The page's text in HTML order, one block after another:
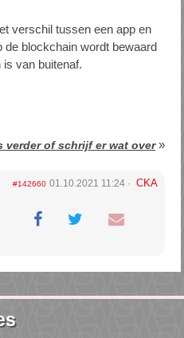
verschil tussen een app en
de blockchain wordt bewaard
van buitenaf.
verder of schrijf er wat over»
#142660 01.10.2021 11:24 CKA